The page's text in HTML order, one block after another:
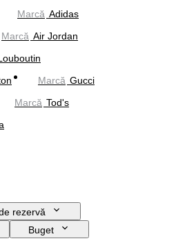
Marcă Adidas
Marcă Air Jordan
Marcă Gucci
Marcă Tod's
rezervă
Buget